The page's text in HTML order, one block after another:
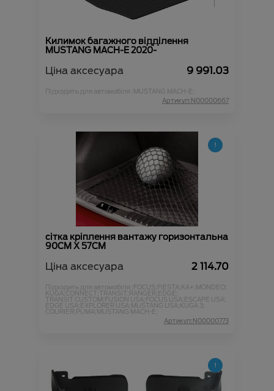
Килимок багажного відділення
MUSTANG MACH-E 2020-
Ціна аксесуара 9 991.03
Підходить для автомобіля :MUSTANG MACH-E;
Артикул:N00000667
сітка кріплення вантажу горизонтальна
90CM X 57CM
Ціна аксесуара 2 114.70
Підходить для автомобіля :FOCUS;FIESTA;KA+;MONDEO;
KUGA;CONNECT;TRANSIT;RANGER;EDGE;
TRANSIT CUSTOM;FUSION USA;FOCUS USA;ESCAPE USA;
EDGE USA;EXPLORER USA;MUSTANG USA;KUGA 3;
COURIER;PUMA;MUSTANG MACH-E;
Артикул:N00000773